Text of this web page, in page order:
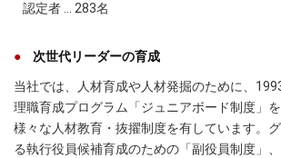
認定者 … 283名
次世代リーダーの育成
当社では、人材育成や人材発掘のために、
理職育成プログラム「ジュニアボード制度」を
様々な人材教育・抜擢制度を有しています。
る執行役員候補育成のための「副役員制度」